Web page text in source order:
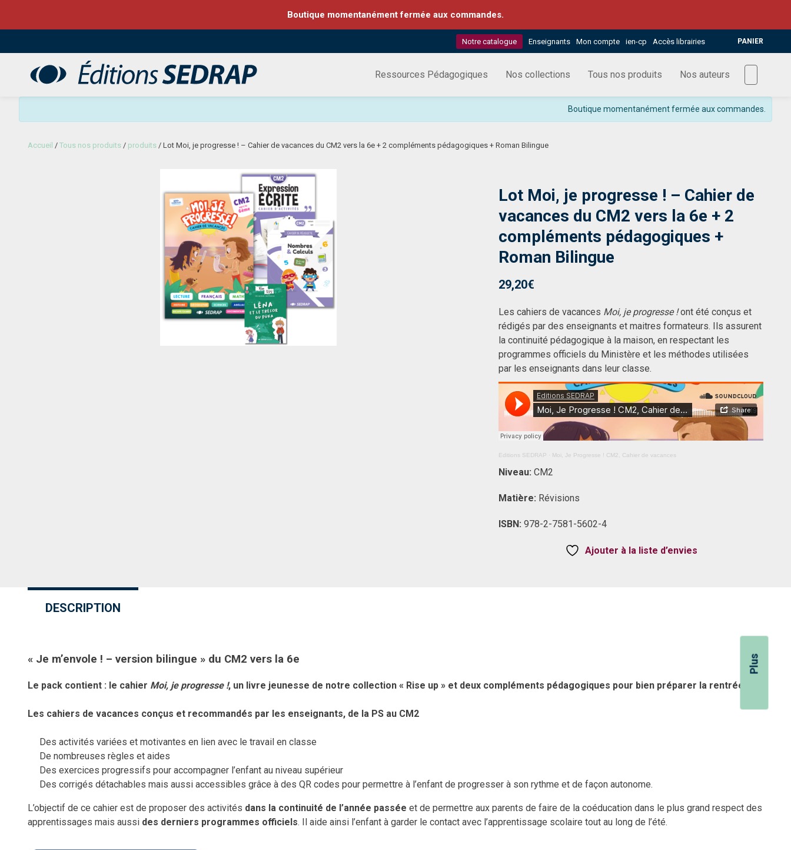
Boutique momentanément fermée aux commandes.
Notre catalogue Enseignants Mon compte ien-cp Accès librairies PANIER
Ressources Pédagogiques Nos collections Tous nos produits Nos auteurs
Boutique momentanément fermée aux commandes.
Accueil / Tous nos produits / produits / Lot Moi, je progresse ! – Cahier de vacances du CM2 vers la 6e + 2 compléments pédagogiques + Roman Bilingue
Lot Moi, je progresse ! – Cahier de
vacances du CM2 vers la 6e + 2
compléments pédagogiques +
Roman Bilingue
29,20€
Les cahiers de vacances Moi, je progresse !ont été conçus et
rédigés par des enseignants et maitres formateurs. Ils assurent
la continuité pédagogique à la maison, en respectant les
programmes officiels du Ministère et les méthodes utilisées
par les enseignants dans leur classe.
Editions SEDRAP · Moi, Je Progresse ! CM2, Cahier de vacances
Niveau: CM2
Matière: Révisions
ISBN: 978-2-7581-5602-4
Ajouter à la liste d’envies
DESCRIPTION
« Je m’envole ! – version bilingue » du CM2 vers la 6e
Le pack contient : le cahier Moi, je progresse !, un livre jeunesse de notre collection « Rise up » et deux compléments pédagogiques pour bien préparer la rentrée.
Les cahiers de vacances conçus et recommandés par les enseignants, de la PS au CM2
Des activités variées et motivantes en lien avec le travail en classe
De nombreuses règles et aides
Des exercices progressifs pour accompagner l’enfant au niveau supérieur
Des corrigés détachables mais aussi accessibles grâce à des QR codes pour permettre à l’enfant de progresser à son rythme et de façon autonome.
L’objectif de ce cahier est de proposer des activités dans la continuité de l’année passée et de permettre aux parents de faire de la coéducation dans le plus grand respect des
apprentissages mais aussi des derniers programmes officiels. Il aide ainsi l’enfant à garder le contact avec l’apprentissage scolaire tout au long de l’été.
Plus